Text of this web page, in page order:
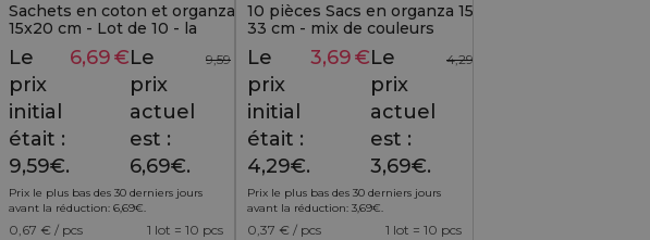
Sachets en coton et organza
15x20 cm - Lot de 10 - la
simplicité qui attire le regard
9,59
Le
prix
initial
était :
9,59€.
6,69€Le
prix
actuel
est :
6,69€.
Prix le plus bas des 30 derniers jours
avant la réduction: 6,69€
0,67 € / pcs 1 lot = 10 pcs
10 pièces Sacs en organza 15 x
33 cm - mix de couleurs
4,29
Le
prix
initial
était :
4,29€.
3,69€Le
prix
actuel
est :
3,69€.
Prix le plus bas des 30 derniers jours
avant la réduction: 3,69€
0,37 € / pcs 1 lot = 10 pcs